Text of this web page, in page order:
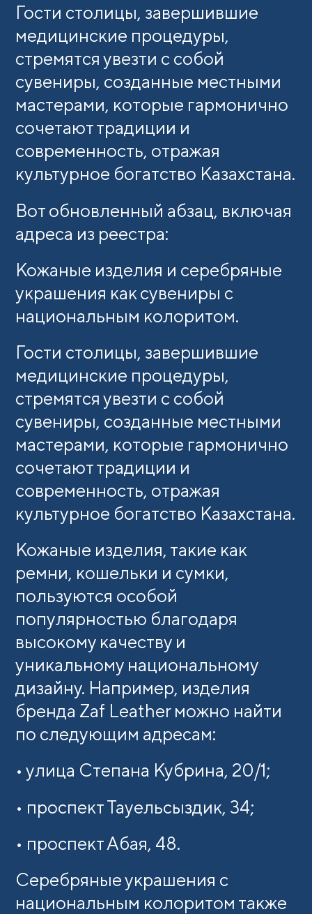
Гости столицы, завершившие
медицинские процедуры,
стремятся увезти с собой
сувениры, созданные местными
мастерами, которые гармонично
сочетают традиции и
современность, отражая
культурное богатство Казахстана.
Вот обновленный абзац, включая
адреса из реестра:
Кожаные изделия и серебряные
украшения как сувениры с
национальным колоритом.
Гости столицы, завершившие
медицинские процедуры,
стремятся увезти с собой
сувениры, созданные местными
мастерами, которые гармонично
сочетают традиции и
современность, отражая
культурное богатство Казахстана.
Кожаные изделия, такие как
ремни, кошельки и сумки,
пользуются особой
популярностью благодаря
высокому качеству и
уникальному национальному
дизайну. Например, изделия
бренда Zaf Leather можно найти
по следующим адресам:
• улица Степана Кубрина, 20/1;
• проспект Тауельсыздик, 34;
• проспект Абая, 48.
Серебряные украшения с
национальным колоритом также